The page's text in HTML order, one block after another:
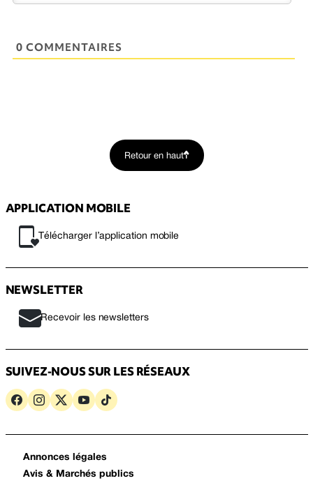
0 COMMENTAIRES
Retour en haut
APPLICATION MOBILE
Télécharger l’application mobile
NEWSLETTER
Recevoir les newsletters
SUIVEZ-NOUS SUR LES RÉSEAUX
Annonces légales
Avis & Marchés publics